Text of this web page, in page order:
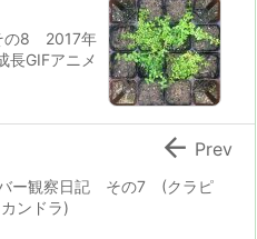
の8 2017年
長GIFアニメ
ー観察日記 その7 (クラピ
ンドラ)
 Prev